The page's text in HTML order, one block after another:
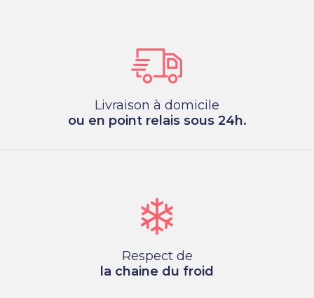
Livraison à domicile
ou en point relais sous 24h.
Respect de
la chaine du froid